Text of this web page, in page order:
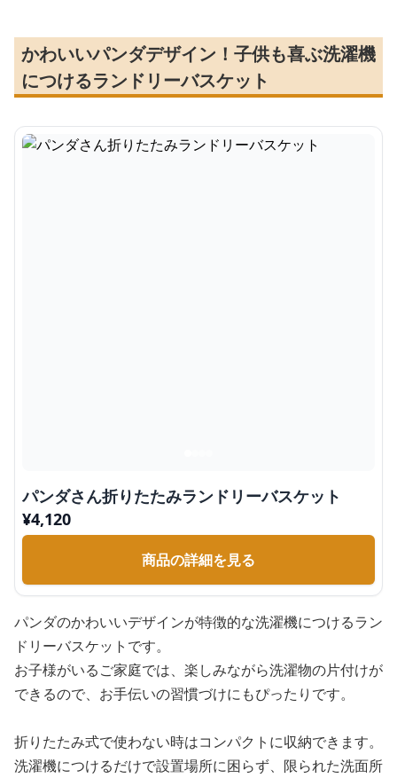
かわいいパンダデザイン！子供も喜ぶ洗濯機
につけるランドリーバスケット
パンダさん折りたたみランドリーバスケット
¥4,120
商品の詳細を見る
パンダのかわいいデザインが特徴的な洗濯機につけるラン
ドリーバスケットです。
お子様がいるご家庭では、楽しみながら洗濯物の片付けが
できるので、お手伝いの習慣づけにもぴったりです。
折りたたみ式で使わない時はコンパクトに収納できます。
洗濯機につけるだけで設置場所に困らず、限られた洗面所